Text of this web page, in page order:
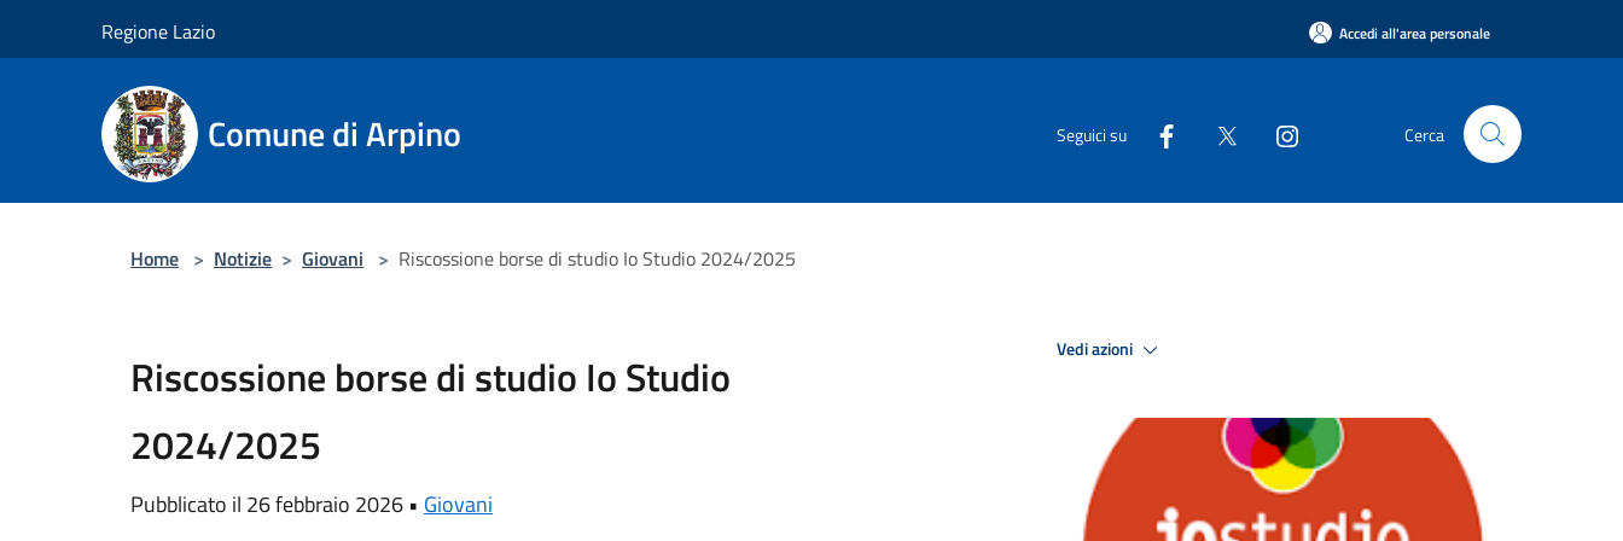
Regione Lazio Accedi all'area personale
Comune di Arpino Seguici su Cerca
Home > Notizie > Giovani > Riscossione borse di studio Io Studio 2024/2025
Riscossione borse di studio Io Studio
2024/2025
Pubblicato il 26 febbraio 2026 • Giovani
Vedi azioni